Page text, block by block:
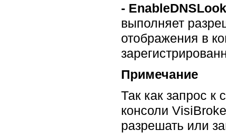
-
выполняет
отображения в
Примечание
Так как запрос к
консоли
разрешать или